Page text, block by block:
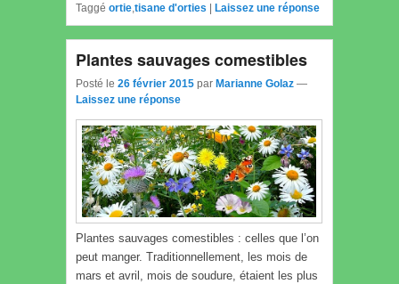
Taggé ortie,tisane d'orties Laissez une réponse
Plantes sauvages comestibles
Posté le 26 février 2015 par Marianne Golaz —
Laissez une réponse
Plantes sauvages comestibles : celles que l’on
peut manger. Traditionnellement, les mois de
mars et avril, mois de soudure, étaient les plus